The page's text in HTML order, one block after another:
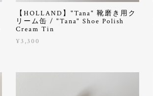
【HOLLAND】"Tana" 靴磨き用ク
リーム缶 / "Tana" Shoe Polish
Cream Tin
¥3,300